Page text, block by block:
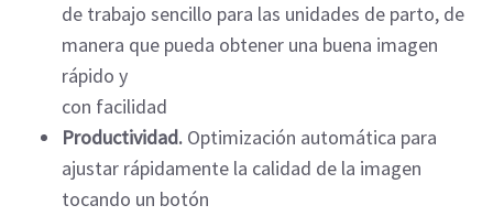
de trabajo sencillo para las unidades de parto, de
manera que pueda obtener una buena imagen
rápido y
con facilidad
Productividad. Optimización automática para
ajustar rápidamente la calidad de la imagen
tocando un botón